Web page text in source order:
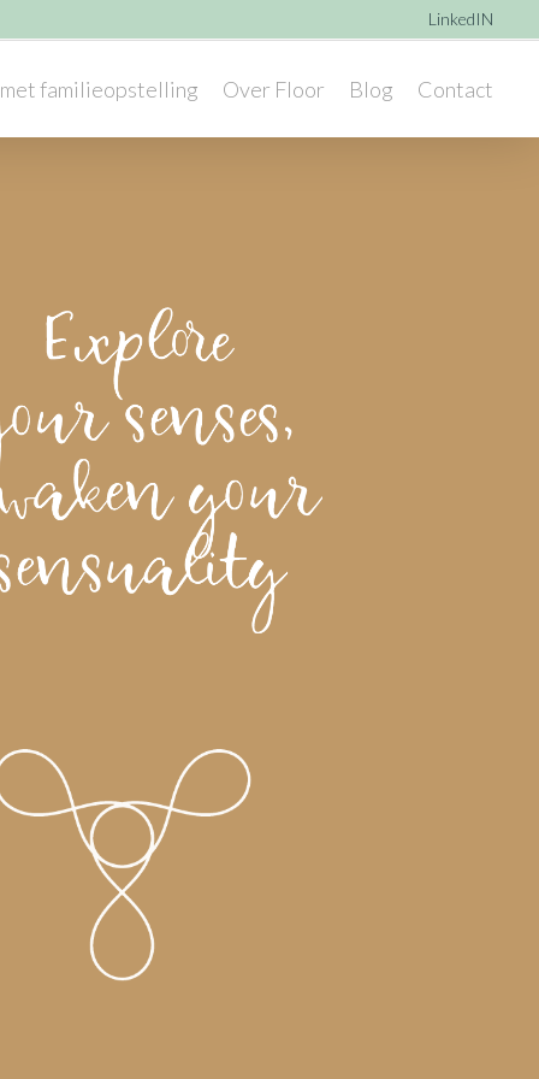
LinkedIN
familieopstelling Over Floor Blog Contact